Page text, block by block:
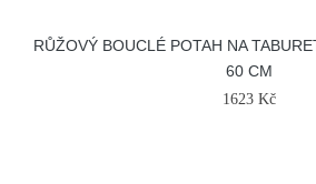
RŮŽOVÝ BOUCLÉ POTAH NA
60 CM
1623 Kč